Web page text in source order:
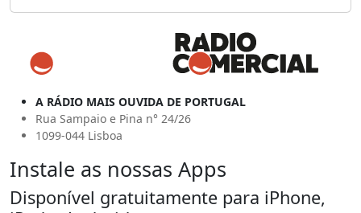
A RÁDIO MAIS OUVIDA DE PORTUGAL
Rua Sampaio e Pina n° 24/26
1099-044 Lisboa
Instale as nossas Apps
Disponível gratuitamente para iPhone,